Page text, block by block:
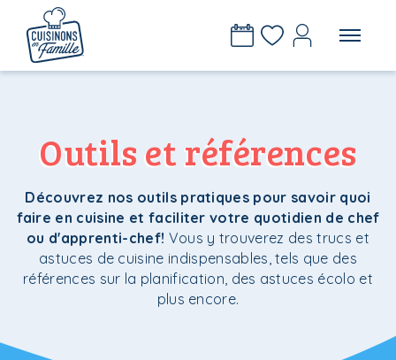
Outils et références
Découvrez nos outils pratiques pour savoir quoi
faire en cuisine et faciliter votre quotidien de chef
ou d'apprenti-chef! Vous y trouverez des trucs et
astuces de cuisine indispensables, tels que des
références sur la planification, des astuces écolo et
plus encore.